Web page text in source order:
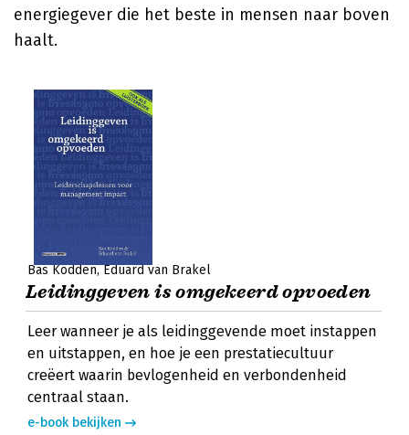
energiegever die het beste in mensen naar boven
haalt.
Bas Kodden Eduard van Brakel
Leidinggeven is omgekeerd opvoeden
Leer wanneer je als leidinggevende moet instappen
en uitstappen, en hoe je een prestatiecultuur
creëert waarin bevlogenheid en verbondenheid
centraal staan.
e-book bekijken